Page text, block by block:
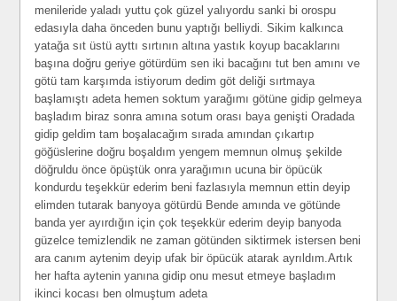
menileride yaladı yuttu çok güzel yalıyordu sanki bi orospu
edasıyla daha önceden bunu yaptığı belliydi. Sikim kalkınca
yatağa sıt üstü ayttı sırtının altına yastık koyup bacaklarını
başına doğru geriye götürdüm sen iki bacağını tut ben amını ve
götü tam karşımda istiyorum dedim göt deliği sırtmaya
başlamıştı adeta hemen soktum yarağımı götüne gidip gelmeya
başladım biraz sonra amına sotum orası baya genişti Oradada
gidip geldim tam boşalacağım sırada amından çıkartıp
göğüslerine doğru boşaldım yengem memnun olmuş şekilde
döğruldu önce öpüştük onra yarağımın ucuna bir öpücük
kondurdu teşekkür ederim beni fazlasıyla memnun ettin deyip
elimden tutarak banyoya götürdü Bende amında ve götünde
banda yer ayırdığın için çok teşekkür ederim deyip banyoda
güzelce temizlendik ne zaman götünden siktirmek istersen beni
ara canım aytenim deyip ufak bir öpücük atarak ayrıldım.Artık
her hafta aytenin yanına gidip onu mesut etmeye başladım
ikinci kocası ben olmuştum adeta